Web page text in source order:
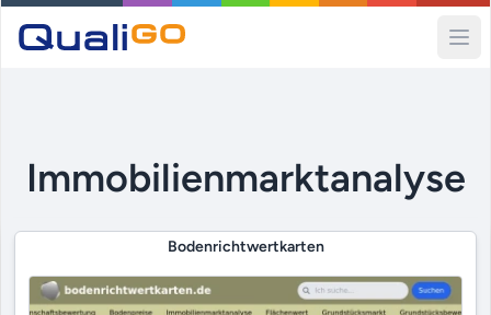
Immobilienmarktanalyse
Bodenrichtwertkarten